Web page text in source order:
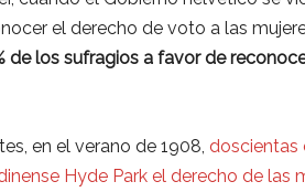
el derecho de voto a las
de los sufragios a favor de
en el verano de 1908, doscientas
Hyde Park el derecho de las